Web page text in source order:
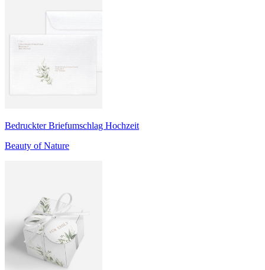
Bedruckter Briefumschlag Hochzeit
Beauty of Nature